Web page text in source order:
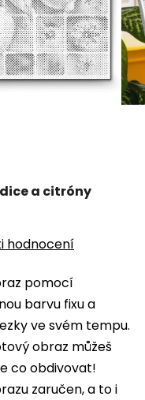
pomocí
barvu fixu a
ve svém tempu.
obraz můžeš
co obdivovat!
zaručen, a to i
a citróny
hodnocení